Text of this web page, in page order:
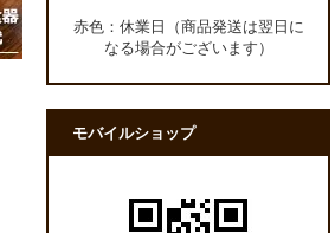
赤色：休業日（商品発送は翌日に
なる場合がございます）
モバイルショップ